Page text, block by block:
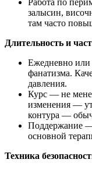
Работа по
залысин,
там часто
Длительность и
Ежедневно или
фанатизма.
давления.
Курс — не
изменения —
контура —
Поддержание
основной
Техника